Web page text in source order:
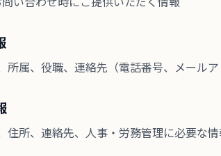
所属、役職、連絡先（電話番号、メール
住所、連絡先、人事・労務管理に必要な